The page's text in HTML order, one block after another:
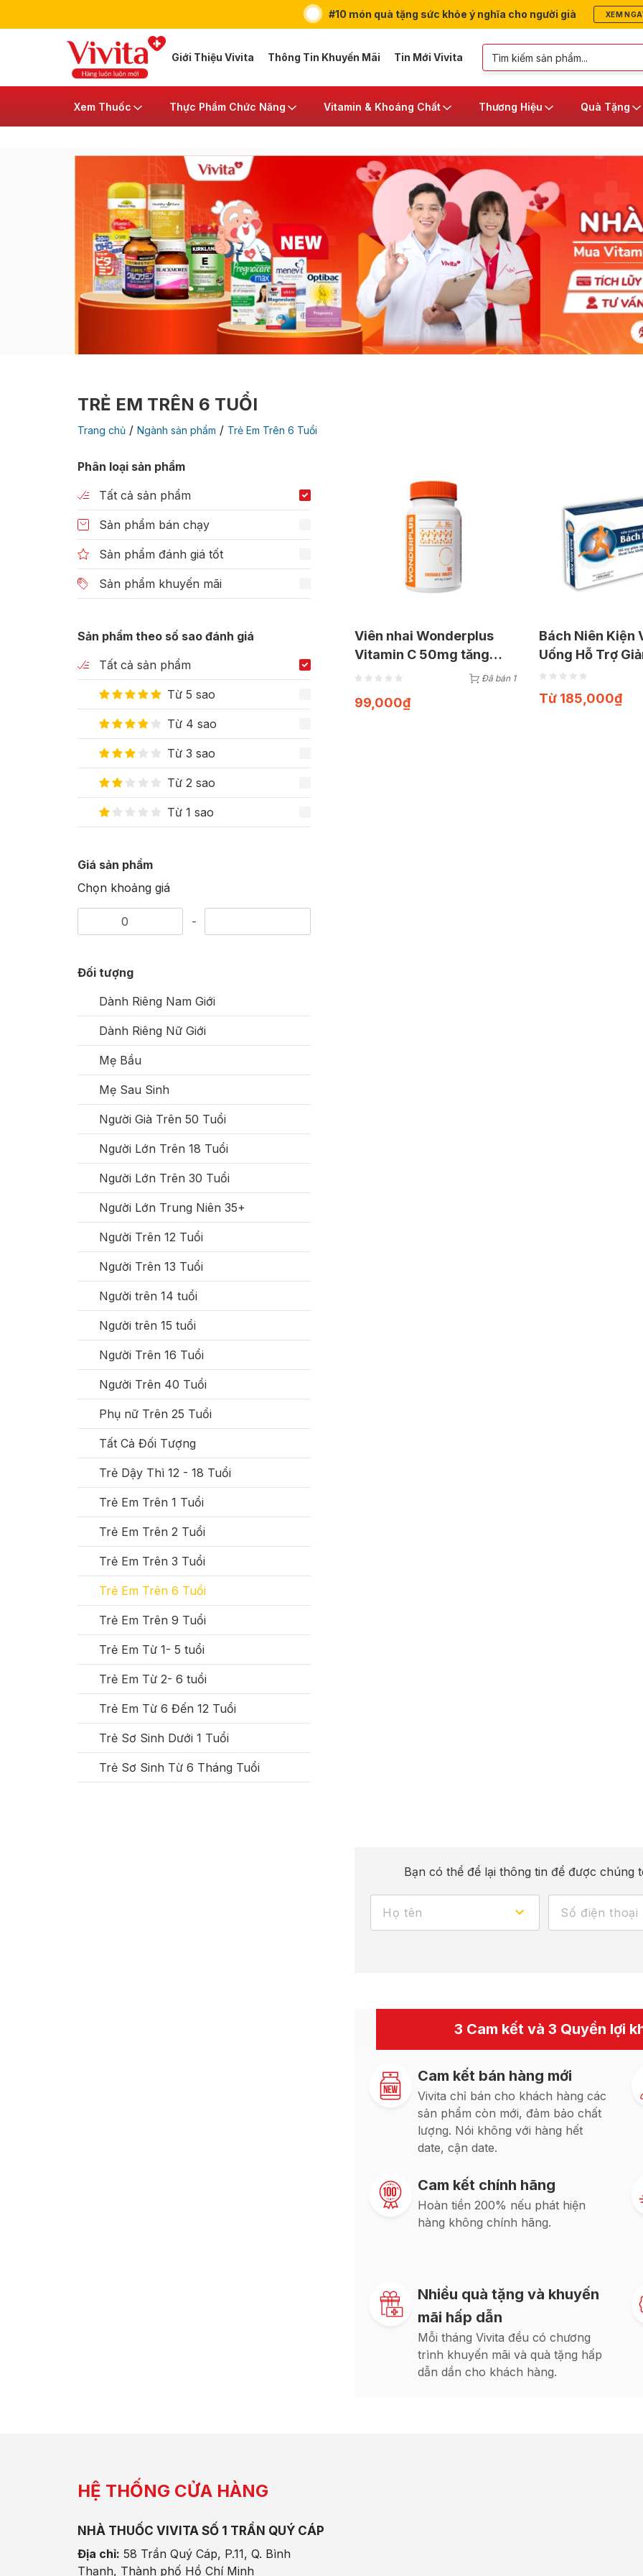
#10 món quà tặng sức khỏe ý nghĩa cho người già XEM
Giới Thiệu Vivita Thông Tin Khuyến Mãi Tin Mới Vivita
Xem Thuốc Thực Phẩm Chức Năng Vitamin & Khoáng Chất Thương Hiệu Quà Tặng
TRẺ EM TRÊN 6 TUỔI
Trang chủ / Ngành sản phẩm / Trẻ Em Trên 6 Tuổi
Phân loại sản phẩm
Tất cả sản phẩm
Sản phẩm bán chạy
Sản phẩm đánh giá tốt
Sản phẩm khuyến mãi
Sản phẩm theo số sao đánh giá
Tất cả sản phẩm
Từ 5 sao
Từ 4 sao
Từ 3 sao
Từ 2 sao
Từ 1 sao
Giá sản phẩm
Chọn khoảng giá
-
Đối tượng
Dành Riêng Nam Giới
Dành Riêng Nữ Giới
Mẹ Bầu
Mẹ Sau Sinh
Người Già Trên 50 Tuổi
Người Lớn Trên 18 Tuổi
Người Lớn Trên 30 Tuổi
Người Lớn Trung Niên 35+
Người Trên 12 Tuổi
Người Trên 13 Tuổi
Người trên 14 tuổi
Người trên 15 tuổi
Người Trên 16 Tuổi
Người Trên 40 Tuổi
Phụ nữ Trên 25 Tuổi
Tất Cả Đối Tượng
Trẻ Dậy Thì 12 - 18 Tuổi
Trẻ Em Trên 1 Tuổi
Trẻ Em Trên 2 Tuổi
Trẻ Em Trên 3 Tuổi
Trẻ Em Trên 6 Tuổi
Trẻ Em Trên 9 Tuổi
Trẻ Em Từ 1- 5 tuổi
Trẻ Em Từ 2- 6 tuổi
Trẻ Em Từ 6 Đến 12 Tuổi
Trẻ Sơ Sinh Dưới 1 Tuổi
Trẻ Sơ Sinh Từ 6 Tháng Tuổi
Viên nhai Wonderplus
Vitamin C 50mg tăng
cường đề kháng, hỗ trợĐã bán 1
99,000₫
Bách Niên Kiện
Uống Hỗ Trợ
Cơ Viêm Khớp
viên)
Từ 185,000₫
Bạn có thể để lại thông tin để được chúng
3 Cam kết và 3 Quyền lợi
Cam kết bán hàng mới
Vivita chỉ bán cho khách hàng các
sản phẩm còn mới, đảm bảo chất
lượng. Nói không với hàng hết
date, cận date.
Cam kết chính hãng
Hoàn tiền 200% nếu phát hiện
hàng không chính hãng.
Nhiều quà tặng và khuyến
mãi hấp dẫn
Mỗi tháng Vivita đều có chương
trình khuyến mãi và quà tặng hấp
dẫn dần cho khách hàng.
HỆ THỐNG CỬA HÀNG
NHÀ THUỐC VIVITA SỐ 1 TRẦN QUÝ CÁP
Địa chỉ: 58 Trần Quý Cáp, P.11, Q. Bình
Thạnh, Thành phố Hồ Chí Minh